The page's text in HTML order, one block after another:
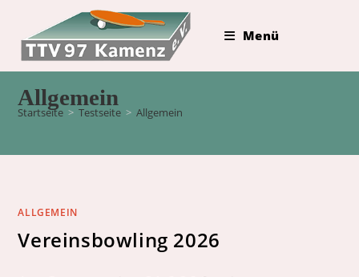
springen
Menü
Allgemein
Startseite > Testseite > Allgemein
ALLGEMEIN
Vereinsbowling 2026